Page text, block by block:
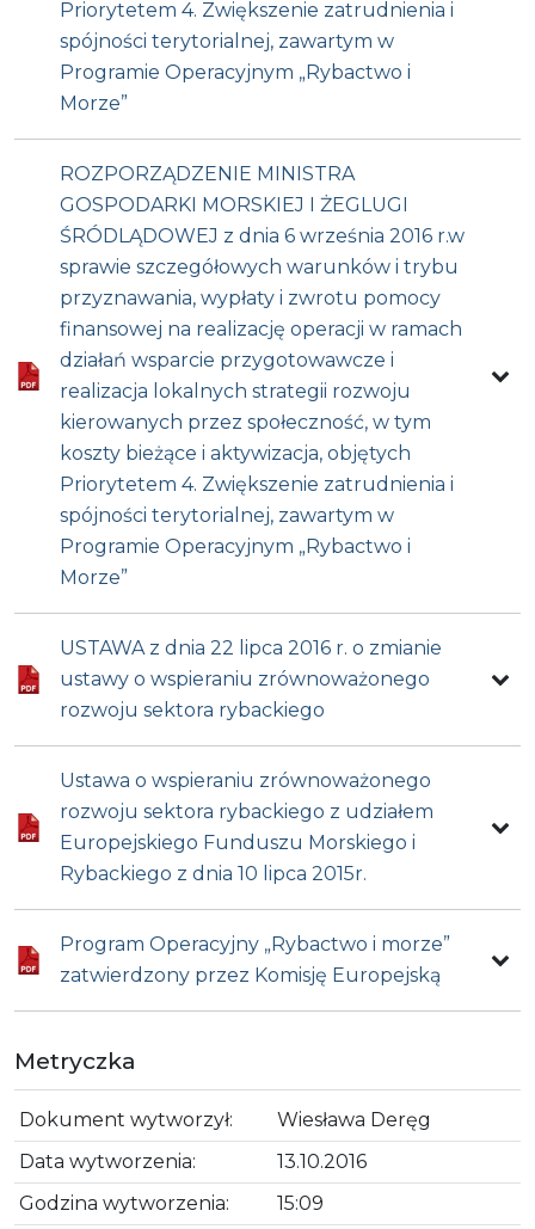
Priorytetem 4. Zwiększenie zatrudnienia i
spójności terytorialnej, zawartym w
Programie Operacyjnym „Rybactwo i
Morze”
ROZPORZĄDZENIE MINISTRA
GOSPODARKI MORSKIEJ I ŻEGLUGI
ŚRÓDLĄDOWEJ z dnia 6 września 2016 r.w
sprawie szczegółowych warunków i trybu
przyznawania, wypłaty i zwrotu pomocy
finansowej na realizację operacji w ramach
działań wsparcie przygotowawcze i
realizacja lokalnych strategii rozwoju
kierowanych przez społeczność, w tym
koszty bieżące i aktywizacja, objętych
Priorytetem 4. Zwiększenie zatrudnienia i
spójności terytorialnej, zawartym w
Programie Operacyjnym „Rybactwo i
Morze”
USTAWA z dnia 22 lipca 2016 r. o zmianie
ustawy o wspieraniu zrównoważonego
rozwoju sektora rybackiego
Ustawa o wspieraniu zrównoważonego
rozwoju sektora rybackiego z udziałem
Europejskiego Funduszu Morskiego i
Rybackiego z dnia 10 lipca 2015r.
Program Operacyjny „Rybactwo i morze”
zatwierdzony przez Komisję Europejską
Metryczka
Dokument wytworzył:
Wiesława Deręg
Data wytworzenia:
13.10.2016
Godzina wytworzenia:
15:09